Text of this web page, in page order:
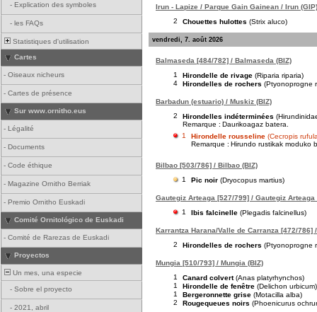
- Explication des symboles
- les FAQs
Statistiques d'utilisation
Cartes
- Oiseaux nicheurs
- Cartes de présence
Sur www.ornitho.eus
- Légalité
- Documents
- Code éthique
- Magazine Ornitho Berriak
- Premio Ornitho Euskadi
Comité Ornitológico de Euskadi
- Comité de Rarezas de Euskadi
Proyectos
Un mes, una especie
- Sobre el proyecto
- 2021, abril
Irun - Lapize / Parque Gain Gainean / Irun (GIP)
2
Chouettes hulottes (Strix aluco)
vendredi, 7. août 2026
Balmaseda [484/782] / Balmaseda (BIZ)
1
Hirondelle de rivage (Riparia riparia)
4
Hirondelles de rochers (Ptyonoprogne
Barbadun (estuario) / Muskiz (BIZ)
2
Hirondelles indéterminées
Remarque : Daurikoagaz batera.
1
Hirondelle rousseline (Cecropis
Remarque : Hirundo rustikak moduko
Bilbao [503/786] / Bilbao (BIZ)
1
Pic noir (Dryocopus martius)
Gautegiz Arteaga [527/799] / Gautegiz Arteaga
1
Ibis falcinelle (Plegadis falcinellus)
Karrantza Harana/Valle de Carranza [472/786]
2
Hirondelles de rochers (Ptyonoprogne
Mungia [510/793] / Mungia (BIZ)
1
Canard colvert (Anas platyrhynchos)
1
Hirondelle de fenêtre (Delichon urbicum)
1
Bergeronnette grise (Motacilla alba)
2
Rougequeues noirs (Phoenicurus